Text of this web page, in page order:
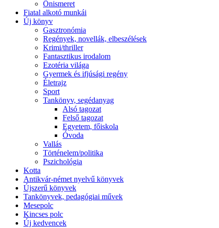
Önismeret
Fiatal alkotó munkái
Új könyv
Gasztronómia
Regények, novellák, elbeszélések
Krimi/thriller
Fantasztikus irodalom
Ezotéria világa
Gyermek és ifjúsági regény
Életrajz
Sport
Tankönyv, segédanyag
Alsó tagozat
Felső tagozat
Egyetem, főiskola
Óvoda
Vallás
Történelem/politika
Pszichológia
Kotta
Antikvár-német nyelvű könyvek
Újszerű könyvek
Tankönyvek, pedagógiai művek
Mesepolc
Kincses polc
Új kedvencek